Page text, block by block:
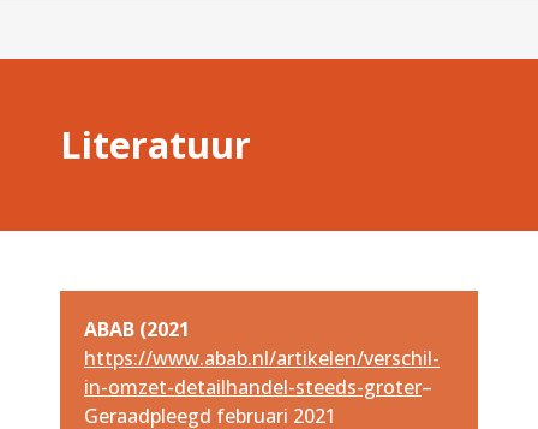
Literatuur
ABAB (2021
https://www.abab.nl/artikelen/verschil-
in-omzet-detailhandel-steeds-groter–
Geraadpleegd februari 2021